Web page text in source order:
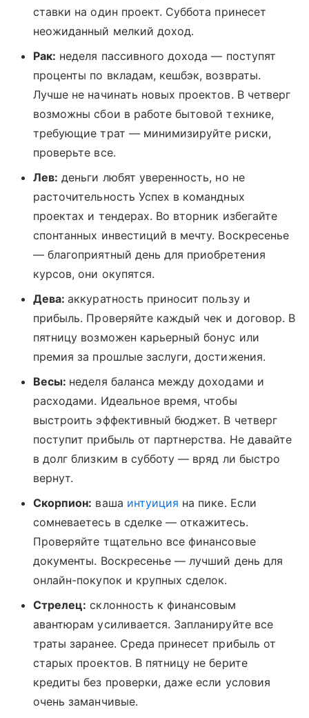
ставки на один проект. Суббота принесет
неожиданный мелкий доход.
Рак: неделя пассивного дохода — поступят
проценты по вкладам, кешбэк, возвраты.
Лучше не начинать новых проектов. В четверг
возможны сбои в работе бытовой технике,
требующие трат — минимизируйте риски,
проверьте все.
Лев: деньги любят уверенность, но не
расточительность Успех в командных
проектах и тендерах. Во вторник избегайте
спонтанных инвестиций в мечту. Воскресенье
— благоприятный день для приобретения
курсов, они окупятся.
Дева:аккуратность приносит пользу и
прибыль. Проверяйте каждый чек и договор. В
пятницу возможен карьерный бонус или
премия за прошлые заслуги, достижения.
Весы: неделя баланса между доходами и
расходами. Идеальное время, чтобы
выстроить эффективный бюджет. В четверг
поступит прибыль от партнерства. Не давайте
в долг близким в субботу — вряд ли быстро
вернут.
Скорпион: ваша интуиция на пике. Если
сомневаетесь в сделке — откажитесь.
Проверяйте тщательно все финансовые
документы. Воскресенье — лучший день для
онлайн-покупок и крупных сделок.
Стрелец: склонность к финансовым
авантюрам усиливается. Запланируйте все
траты заранее. Среда принесет прибыль от
старых проектов. В пятницу не берите
кредиты без проверки, даже если условия
очень заманчивые.